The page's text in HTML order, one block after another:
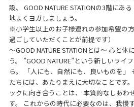
設、 GOOD NATURE STATIONの3階にあ
地よくヨガしましょう。
※小学生以上のお子様連れの参加希望の
過ごしていただくことが前提です）
～GOOD NATURE STATIONとは～ 心と体
う。 ”GOOD NATURE”という新しいライ
ら。 「人にも、自然にも、良いものを」
たちには、あたりまえに大切なことです
ックに向き合うことは、 本質的なしあわ
す。 これからの時代に必要なのは、我慢